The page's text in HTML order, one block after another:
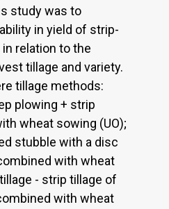
study was to
in yield of strip-
relation to the
tillage and variety.
tillage methods:
plowing + strip
wheat sowing (UO);
stubble with a disc
with wheat
- strip tillage of
with wheat